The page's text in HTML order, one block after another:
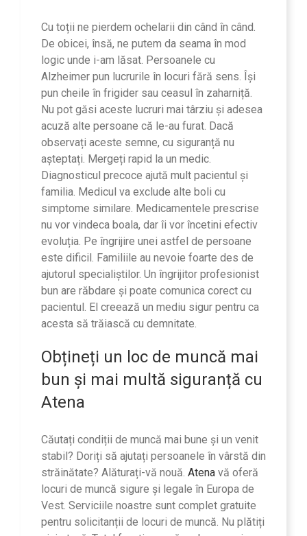
Cu toții ne pierdem ochelarii din când în când.
De obicei, însă, ne putem da seama în mod
logic unde i-am lăsat. Persoanele cu
Alzheimer pun lucrurile în locuri fără sens. Își
pun cheile în frigider sau ceasul în zaharniță.
Nu pot găsi aceste lucruri mai târziu și adesea
acuză alte persoane că le-au furat. Dacă
observați aceste semne, cu siguranță nu
așteptați. Mergeți rapid la un medic.
Diagnosticul precoce ajută mult pacientul și
familia. Medicul va exclude alte boli cu
simptome similare. Medicamentele prescrise
nu vor vindeca boala, dar îi vor încetini efectiv
evoluția. Pe îngrijire unei astfel de persoane
este dificil. Familiile au nevoie foarte des de
ajutorul specialiștilor. Un îngrijitor profesionist
bun are răbdare și poate comunica corect cu
pacientul. El creează un mediu sigur pentru ca
acesta să trăiască cu demnitate.
Obțineți un loc de muncă mai
bun și mai multă siguranță cu
Atena
Căutați condiții de muncă mai bune și un venit
stabil? Doriți să ajutați persoanele în vârstă din
străinătate? Alăturați-vă nouă. Atena vă oferă
locuri de muncă sigure și legale în Europa de
Vest. Serviciile noastre sunt complet gratuite
pentru solicitanții de locuri de muncă. Nu plătiți